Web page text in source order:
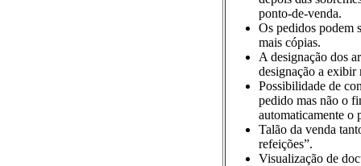
ponto-de-venda.
Os pedidos podem
mais cópias.
A designação dos
designação a exibir
Possibilidade de
pedido mas não o
automaticamente o
Talão da venda
refeições”.
Visualização de